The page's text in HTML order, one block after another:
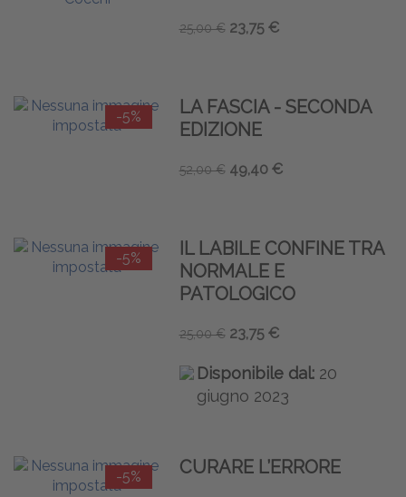
25,00 € 23,75 €
-5%
LA FASCIA - SECONDA
EDIZIONE
52,00 € 49,40 €
-5%
IL LABILE CONFINE TRA
NORMALE E
PATOLOGICO
25,00 € 23,75 €
Disponibile dal: 20
giugno 2023
-5% CURARE L’ERRORE